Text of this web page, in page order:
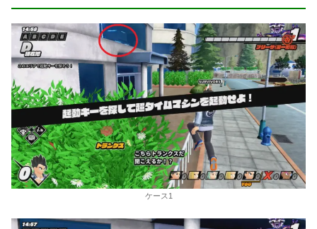
ケース1